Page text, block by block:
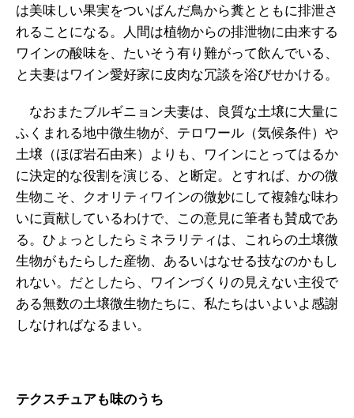
は美味しい果実をついばんだ鳥から糞とともに排泄さ
れることになる。人間は植物からの排泄物に由来する
ワインの酸味を、たいそう有り難がって飲んでいる、
と夫妻はワイン愛好家に皮肉な冗談を浴びせかける。
なおまたブルギニョン夫妻は、良質な土壌に大量に
ふくまれる地中微生物が、テロワール（気候条件）や
土壌（ほぼ岩石由来）よりも、ワインにとってはるか
に決定的な役割を演じる、と断定。とすれば、かの微
生物こそ、クオリティワインの微妙にして複雑な味わ
いに貢献しているわけで、この意見に筆者も賛成であ
る。ひょっとしたらミネラリティは、これらの土壌微
生物がもたらした産物、あるいはなせる技なのかもし
れない。だとしたら、ワインづくりの見えない主役で
ある無数の土壌微生物たちに、私たちはいよいよ感謝
しなければなるまい。
テクスチュアも味のうち